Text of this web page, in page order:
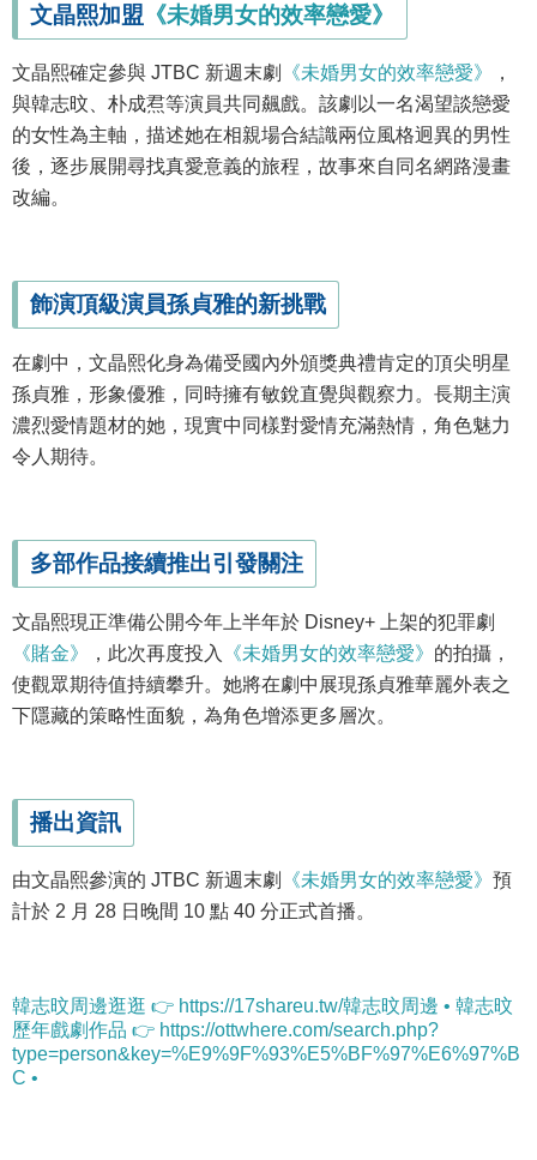
文晶熙加盟 《未婚男女的效率戀愛》
文晶熙確定參與 JTBC 新週末劇 《未婚男女的效率戀愛》
，
與韓志旼、朴成焄等演員共同飆戲。該劇以一名渴望談戀愛
的女性為主軸，描述她在相親場合結識兩位風格迥異的男性
後，逐步展開尋找真愛意義的旅程，故事來自同名網路漫畫
改編。
飾演頂級演員孫貞雅的新挑戰
在劇中，文晶熙化身為備受國內外頒獎典禮肯定的頂尖明星
孫貞雅，形象優雅，同時擁有敏銳直覺與觀察力。長期主演
濃烈愛情題材的她，現實中同樣對愛情充滿熱情，角色魅力
令人期待。
多部作品接續推出引發關注
文晶熙現正準備公開今年上半年於 Disney+ 上架的犯罪劇
《賭金》
，此次再度投入 《未婚男女的效率戀愛》 的拍攝，
使觀眾期待值持續攀升。她將在劇中展現孫貞雅華麗外表之
下隱藏的策略性面貌，為角色增添更多層次。
播出資訊
由文晶熙參演的 JTBC 新週末劇 《未婚男女的效率戀愛》 預
計於 2 月 28 日晚間 10 點 40 分正式首播。
韓志旼周邊逛逛 👉 https://17shareu.tw/韓志旼周邊 • 韓志旼
歷年戲劇作品 👉 https://ottwhere.com/search.php?
type=person&key=%E9%9F%93%E5%BF%97%E6%97%B
C •